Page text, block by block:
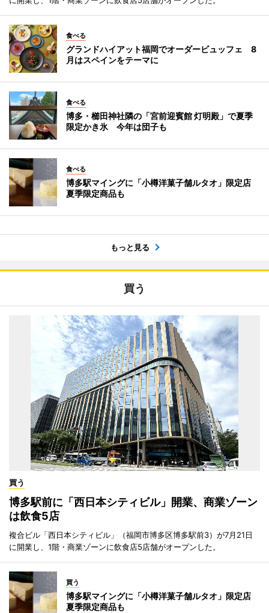
食べる
グランドハイアット福岡でオーダービュッフェ 8
月はスペインをテーマに
食べる
博多・櫛田神社隣の「宮前迎賓館 灯明殿」で夏季
限定かき氷 今年は団子も
食べる
博多駅マイングに「小樽洋菓子舗ルタオ」限定店
夏季限定商品も
もっと見る
買う
買う
博多駅前に「西日本シティビル」開業、商業ゾーン
は飲食5店
複合ビル「西日本シティビル」（福岡市博多区博多駅前3）が7月21日
に開業し、1階・商業ゾーンに飲食店5店舗がオープンした。
買う
博多駅マイングに「小樽洋菓子舗ルタオ」限定店
夏季限定商品も